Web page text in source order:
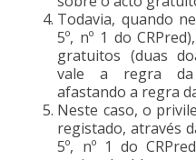
Todavia, quando
5º, nº 1 do
gratuitos (duas
vale a regra da
afastando a regra
Neste caso, o
registado, através
5º, nº 1 do